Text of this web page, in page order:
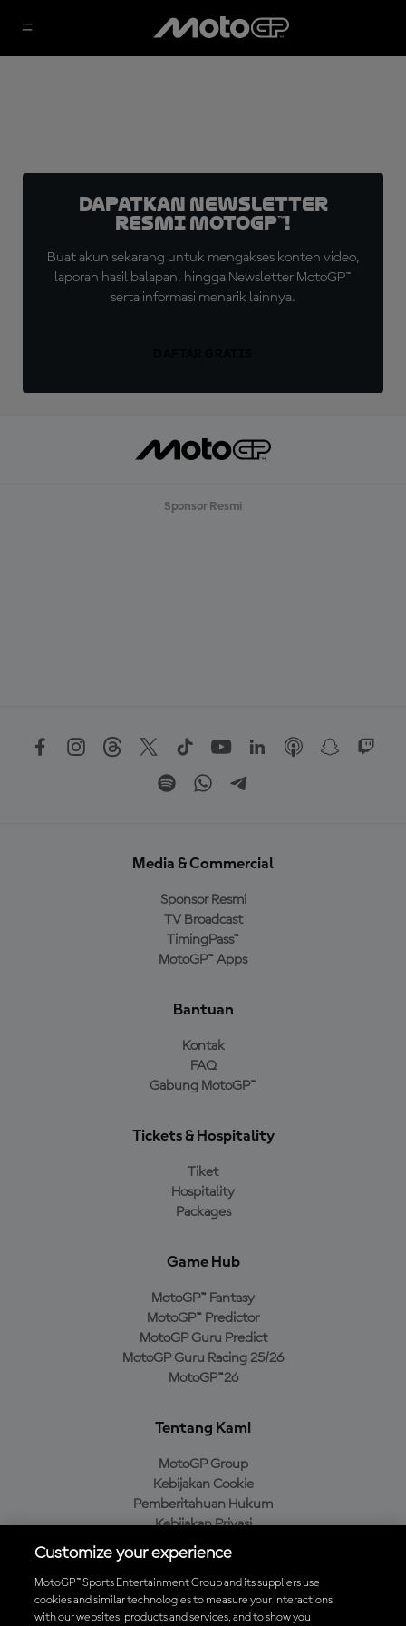
Dapatkan Newsletter
Resmi MotoGP™!
Buat akun sekarang untuk mengakses konten video,
laporan hasil balapan, hingga Newsletter MotoGP™
serta informasi menarik lainnya.
Sponsor Resmi
Media & Commercial
Sponsor Resmi
TV Broadcast
TimingPass™
MotoGP™ Apps
Bantuan
Kontak
FAQ
Gabung MotoGP™
Tickets & Hospitality
Tiket
Hospitality
Packages
Game Hub
MotoGP™ Fantasy
MotoGP™ Predictor
MotoGP Guru Predict
MotoGP Guru Racing 25/26
MotoGP™26
Tentang Kami
MotoGP Group
Kebijakan Cookie
Pemberitahuan Hukum
Kebijakan Privasi
Kebijakan Pembelian
Unduh Aplikasi Resmi MotoGP™
Customize your experience
MotoGP™ Sports Entertainment Group and its suppliers use
cookies and similar technologies to measure your interactions
with our websites, products and services, and to show you